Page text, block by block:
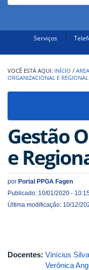
Serviços
INÍCIO /
ORGANIZACIONAL E
Gestão
e
por Portal PPGA Fagen
Publicado: 10/01/2020 -
Última modificação: 10/12/
Docentes: Vinícius
Verônica